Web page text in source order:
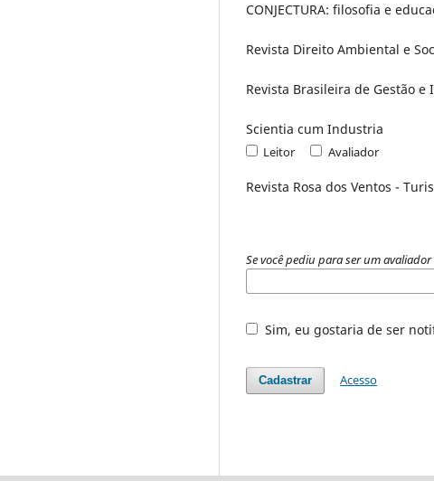
CONJECTURA: filosofia e
Revista Direito Ambiental e
Revista Brasileira de Gestão
Scientia cum Industria
Leitor Avaliador
Revista Rosa dos Ventos -
Se você pediu para ser um
Sim, eu gostaria de ser
Cadastrar Acesso